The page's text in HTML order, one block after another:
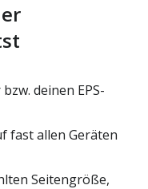
deinen EPS-
fast allen Geräten
Seitengröße,